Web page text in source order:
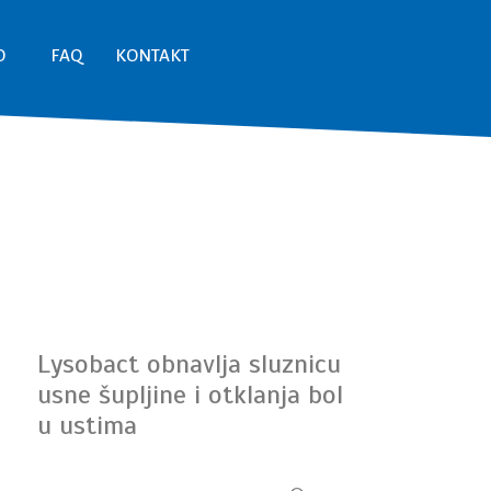
FAQ KONTAKT
Lysobact obnavlja sluznicu
usne šupljine i otklanja bol
u ustima